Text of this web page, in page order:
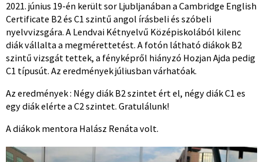
2021. június 19-én került sor Ljubljanában a Cambridge English
Certificate B2 és C1 szintű angol írásbeli és szóbeli
nyelvvizsgára. A Lendvai Kétnyelvű Középiskolából kilenc
diák vállalta a megmérettetést. A fotón látható diákok B2
szintű vizsgát tettek, a fényképről hiányzó Hozjan Ajda pedig
C1 típusút. Az eredmények júliusban várhatóak.
Az eredmények : Négy diák B2 szintet ért el, négy diák C1 es
egy diák elérte a C2 szintet. Gratulálunk!
A diákok mentora Halász Renáta volt.